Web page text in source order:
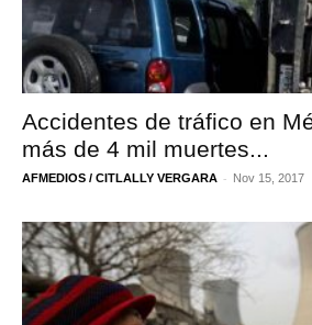
Accidentes de tráfico en
más de 4 mil muertes...
AFMEDIOS / CITLALLY VERGARA - Nov 15, 2017